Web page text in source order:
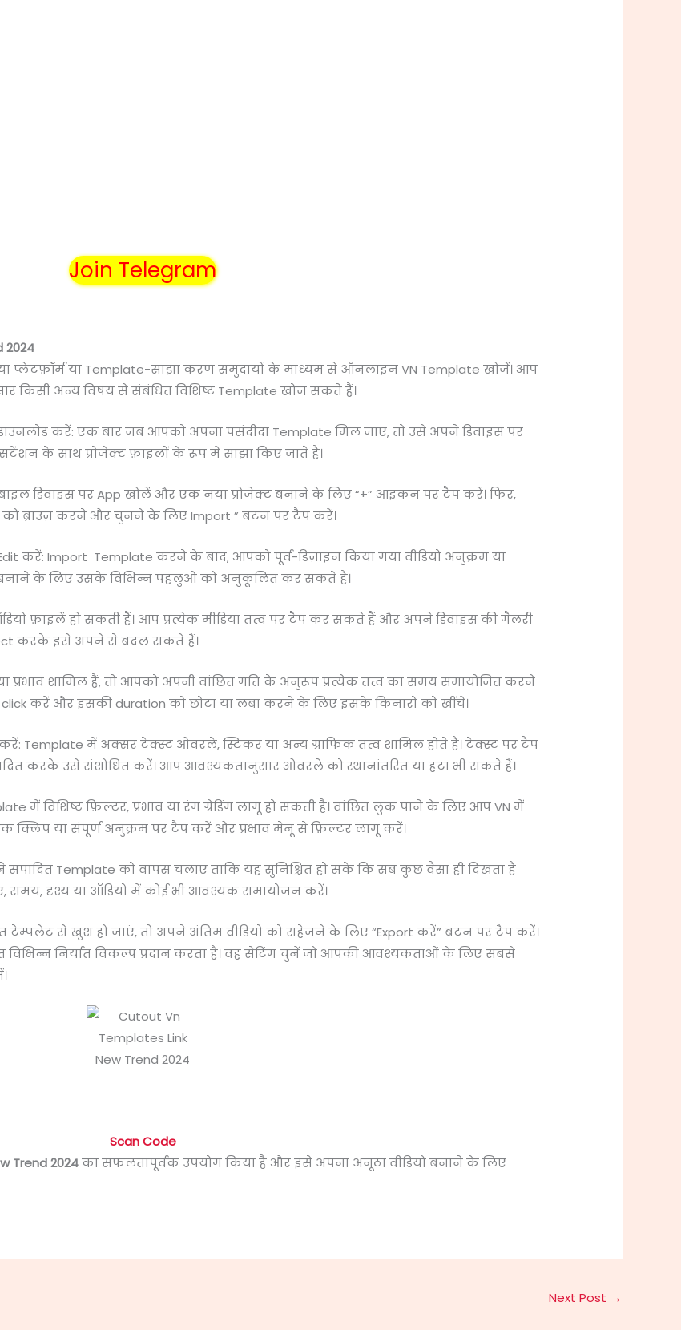
Join Telegram
2024
प्लेटफ़ॉर्म या Template-साझा करण समुदायों के माध्यम से ऑनलाइन VN Template खोजें। आप
किसी अन्य विषय से संबंधित विशिष्ट Template खोज सकते हैं।
करें: एक बार जब आपको अपना पसंदीदा Template मिल जाए, तो उसे अपने डिवाइस पर
के साथ प्रोजेक्ट फ़ाइलों के रूप में साझा किए जाते हैं।
डिवाइस पर App खोलें और एक नया प्रोजेक्ट बनाने के लिए “+” आइकन पर टैप करें। फिर,
को ब्राउज़ करने और चुनने के लिए Import ” बटन पर टैप करें।
करें: Import Template करने के बाद, आपको पूर्व-डिज़ाइन किया गया वीडियो अनुक्रम या
के लिए उसके विभिन्न पहलुओं को अनुकूलित कर सकते हैं।
ऑडियो फ़ाइलें हो सकती हैं। आप प्रत्येक मीडिया तत्व पर टैप कर सकते हैं और अपने डिवाइस की गैलरी
करके इसे अपने से बदल सकते हैं।
प्रभाव शामिल हैं, तो आपको अपनी वांछित गति के अनुरूप प्रत्येक तत्व का समय समायोजित करने
करें और इसकी duration को छोटा या लंबा करने के लिए इसके किनारों को खींचें।
Template में अक्सर टेक्स्ट ओवरले, स्टिकर या अन्य ग्राफिक तत्व शामिल होते हैं। टेक्स्ट पर टैप
करके उसे संशोधित करें। आप आवश्यकतानुसार ओवरले को स्थानांतरित या हटा भी सकते हैं।
में विशिष्ट फ़िल्टर, प्रभाव या रंग ग्रेडिंग लागू हो सकती है। वांछित लुक पाने के लिए आप VN में
क्लिप या संपूर्ण अनुक्रम पर टैप करें और प्रभाव मेनू से फ़िल्टर लागू करें।
Template को वापस चलाएं ताकि यह सुनिश्चित हो सके कि सब कुछ वैसा ही दिखता है
समय, दृश्य या ऑडियो में कोई भी आवश्यक समायोजन करें।
टेम्पलेट से खुश हो जाएं, तो अपने अंतिम वीडियो को सहेजने के लिए “Export करें” बटन पर टैप करें।
विभिन्न निर्यात विकल्प प्रदान करता है। वह सेटिंग चुनें जो आपकी आवश्यकताओं के लिए सबसे
Scan Code
Trend 2024का सफलतापूर्वक उपयोग किया है और इसे अपना अनूठा वीडियो बनाने के लिए
Next Post →